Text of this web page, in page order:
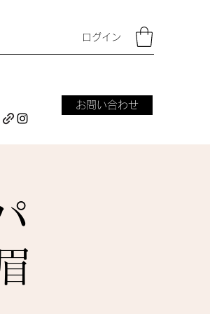
ログイン
お問い合わせ